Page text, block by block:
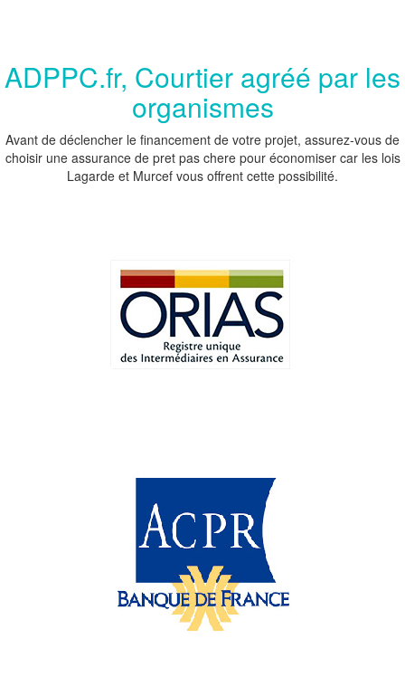
ADPPC.fr, Courtier agréé par les
organismes
Avant de déclencher le financement de votre projet, assurez-vous de
choisir une assurance de pret pas chere pour économiser car les lois
Lagarde et Murcef vous offrent cette possibilité.